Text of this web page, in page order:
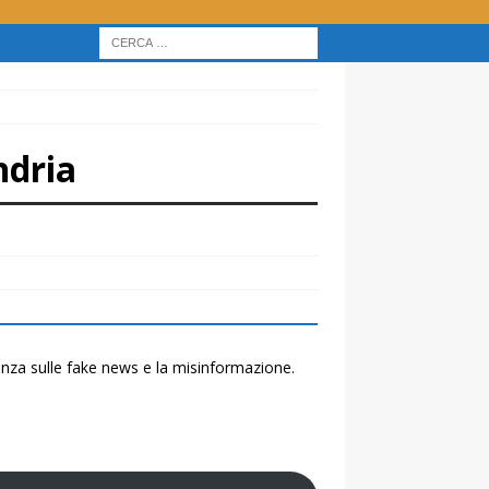
sulle fake news e la misinformazione.